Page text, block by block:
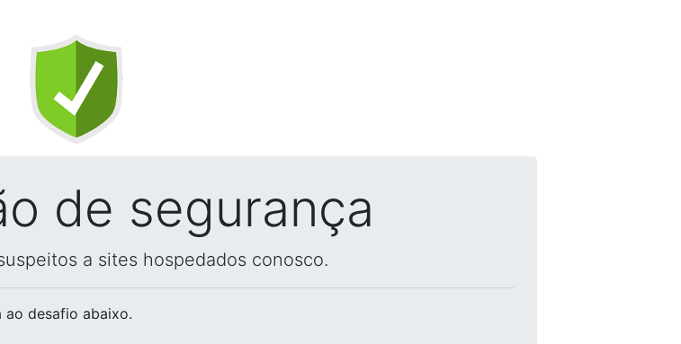
de segurança
a sites hospedados conosco.
ao desafio abaixo.